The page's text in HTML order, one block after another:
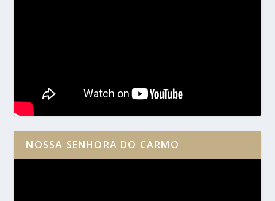
NOSSA SENHORA DO CARMO